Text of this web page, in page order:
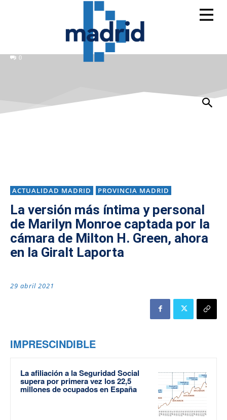
0
ACTUALIDAD MADRID PROVINCIA MADRID
La versión más íntima y personal
de Marilyn Monroe captada por la
cámara de Milton H. Green, ahora
en la Giralt Laporta
29 abril 2021
IMPRESCINDIBLE
La afiliación a la Seguridad Social
supera por primera vez los 22,5
millones de ocupados en España